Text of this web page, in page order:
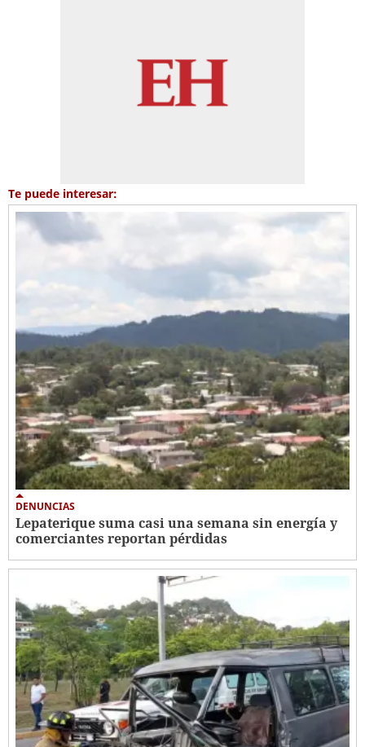
Te puede interesar:
DENUNCIAS
Lepaterique suma casi una semana sin energía y
comerciantes reportan pérdidas